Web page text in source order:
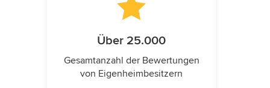
Über 25.000
Gesamtanzahl der Bewertungen
von Eigenheimbesitzern